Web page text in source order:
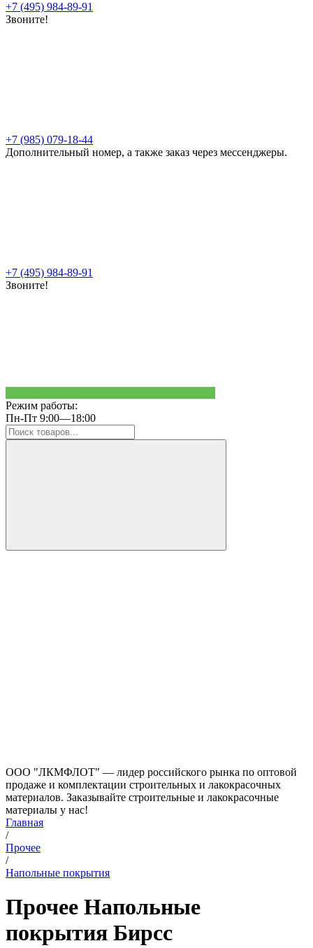
+7 (495) 984-89-91
Звоните!
+7 (985) 079-18-44
Дополнительный номер, а также заказ через мессенджеры.
+7 (495) 984-89-91
Звоните!
Режим работы:
Пн-Пт 9:00—18:00
ООО "ЛКМФЛОТ" — лидер российского рынка по оптовой
продаже и комплектации строительных и лакокрасочных
материалов. Заказывайте строительные и лакокрасочные
материалы у нас!
Главная
/
Прочее
/
Напольные покрытия
Прочее Напольные
покрытия Бирсс